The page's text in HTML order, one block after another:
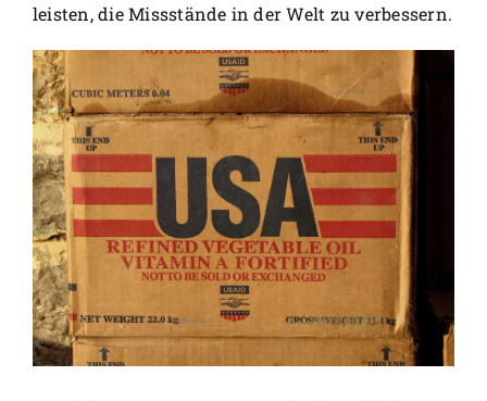
leisten, die Missstände in der Welt zu verbessern.